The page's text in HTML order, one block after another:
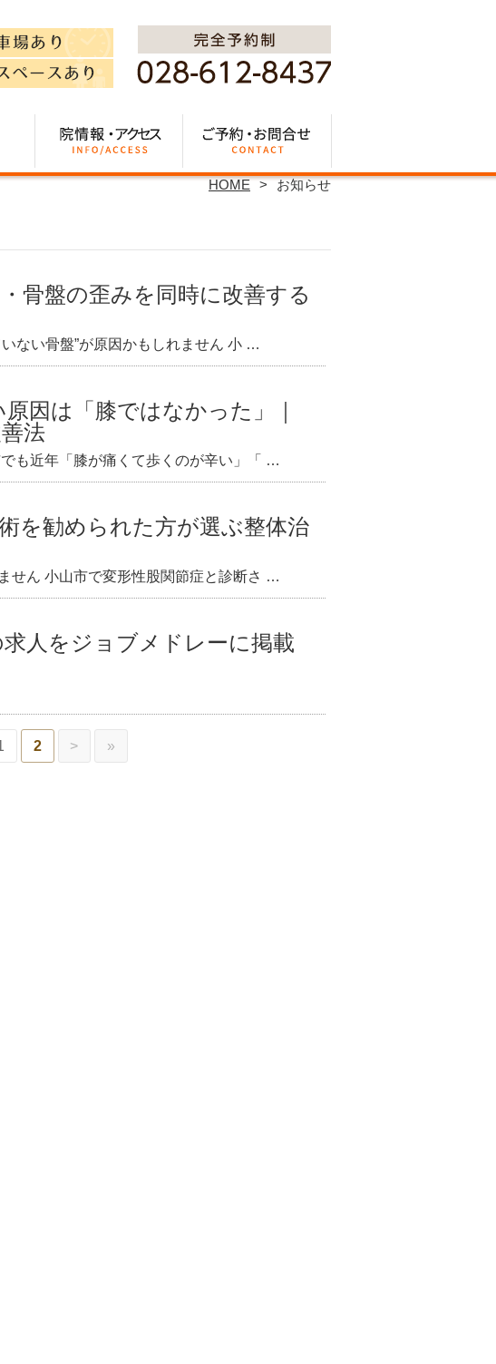
HOME お知らせ
骨盤の歪みを同時に改善する
ない骨盤”が原因かもしれません 小 …
因は「膝ではなかった」｜
法
も近年「膝が痛くて歩くのが辛い」「 …
を勧められた方が選ぶ整体治
せん 小山市で変形性股関節症と診断さ …
人をジョブメドレーに掲載
2 > »